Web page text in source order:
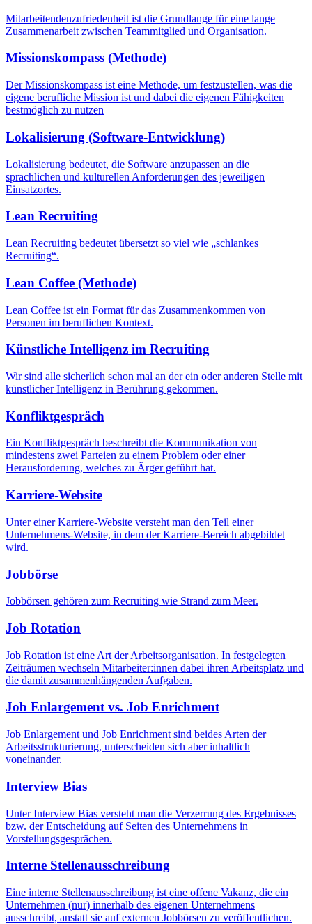
Mitarbeitendenzufriedenheit ist die Grundlange für eine lange
Zusammenarbeit zwischen Teammitglied und Organisation.
Missionskompass (Methode)
Der Missionskompass ist eine Methode, um festzustellen, was die
eigene berufliche Mission ist und dabei die eigenen Fähigkeiten
bestmöglich zu nutzen
Lokalisierung (Software-Entwicklung)
Lokalisierung bedeutet, die Software anzupassen an die
sprachlichen und kulturellen Anforderungen des jeweiligen
Einsatzortes.
Lean Recruiting
Lean Recruiting bedeutet übersetzt so viel wie „schlankes
Recruiting“.
Lean Coffee (Methode)
Lean Coffee ist ein Format für das Zusammenkommen von
Personen im beruflichen Kontext.
Künstliche Intelligenz im Recruiting
Wir sind alle sicherlich schon mal an der ein oder anderen Stelle mit
künstlicher Intelligenz in Berührung gekommen.
Konfliktgespräch
Ein Konfliktgespräch beschreibt die Kommunikation von
mindestens zwei Parteien zu einem Problem oder einer
Herausforderung, welches zu Ärger geführt hat.
Karriere-Website
Unter einer Karriere-Website versteht man den Teil einer
Unternehmens-Website, in dem der Karriere-Bereich abgebildet
wird.
Jobbörse
Jobbörsen gehören zum Recruiting wie Strand zum Meer.
Job Rotation
Job Rotation ist eine Art der Arbeitsorganisation. In festgelegten
Zeiträumen wechseln Mitarbeiter:innen dabei ihren Arbeitsplatz und
die damit zusammenhängenden Aufgaben.
Job Enlargement vs. Job Enrichment
Job Enlargement und Job Enrichment sind beides Arten der
Arbeitsstrukturierung, unterscheiden sich aber inhaltlich
voneinander.
Interview Bias
Unter Interview Bias versteht man die Verzerrung des Ergebnisses
bzw. der Entscheidung auf Seiten des Unternehmens in
Vorstellungsgesprächen.
Interne Stellenausschreibung
Eine interne Stellenausschreibung ist eine offene Vakanz, die ein
Unternehmen (nur) innerhalb des eigenen Unternehmens
ausschreibt, anstatt sie auf externen Jobbörsen zu veröffentlichen.